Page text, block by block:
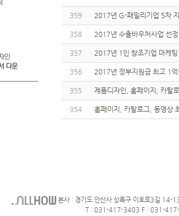
359 2017년 G-패밀리기업 5차
358 2017년 수출바우처사업 선
357 2017년 1인 창조기업 마케
356 2017년 정부지원금 최고 1
355 제품디자인, 홈페이지, 카
354 홈페이지, 카탈로그, 동영
본사 : 경기도 안산사 상록구 이호로3길 14-
T : 031-417-3403 F : 031-